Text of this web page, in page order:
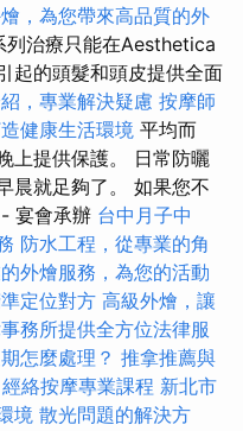
，為您帶來高品質的外
列治療只能在Aesthetica
起的頭髮和頭皮提供全面
，專業解決疑慮 按摩師
健康生活環境 平均而
上提供保護。 日常防曬
晨就足夠了。 如果您不
宴會承辦 台中月子中
防水工程，從專業的角
外燴服務，為您的活動
定位對方 高級外燴，讓
務所提供全方位法律服
怎麼處理？ 推拿推薦與
經絡按摩專業課程 新北市
境 散光問題的解決方